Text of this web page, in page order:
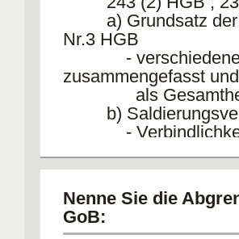
a) Grundsatz der
Nr.3 HGB
- verschiedene
zusammengefasst und
als Gesamtheit
b)
-
Ausweiß
3.Grundsatz der
(1) HGB
Nenne Sie die
GoB: